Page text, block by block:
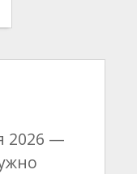
2026 —